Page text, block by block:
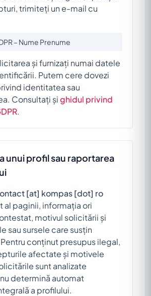
trimiteți un e-mail cu
– Nume Prenume
și furnizați numai datele
Putem cere dovezi
identitatea sau
Consultați șighidul privind
.
unui profil sau raportarea
[at] kompas [dot] ro
al paginii, informația ori
motivul solicitării și
sau sursele care susțin
conținut presupus ilegal,
afectate și motivele
sunt analizate
determină automat
a profilului.